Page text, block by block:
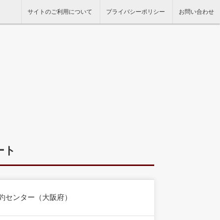
サイトのご利用について プライバシーポリシー お問い合わせ
ト
センター（大阪府）